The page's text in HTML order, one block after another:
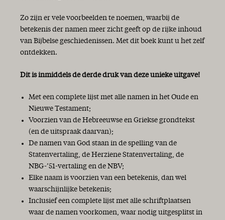
Zo zijn er vele voorbeelden te noemen, waarbij de
betekenis der namen meer zicht geeft op de rijke inhoud
van Bijbelse geschiedenissen. Met dit boek kunt u het zelf
ontdekken.
Dit is inmiddels de derde druk van deze unieke uitgave!
Met een complete lijst met alle namen in het Oude en
Nieuwe Testament;
Voorzien van de Hebreeuwse en Griekse grondtekst
(en de uitspraak daarvan);
De namen van God staan in de spelling van de
Statenvertaling, de Herziene Statenvertaling, de
NBG-’51-vertaling en de NBV;
Elke naam is voorzien van een betekenis, dan wel
waarschijnlijke betekenis;
Inclusief een complete lijst met alle schriftplaatsen
waar de namen voorkomen, waar nodig uitgesplitst in